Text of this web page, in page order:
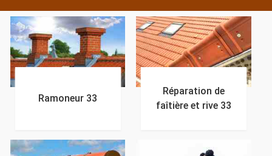
Ramoneur 33
Réparation de
faîtière et rive 33